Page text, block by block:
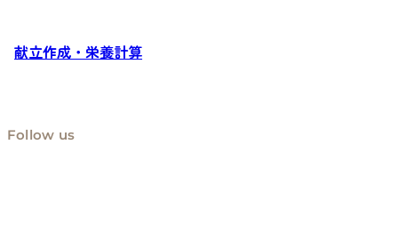
献立作成・栄養計算
Follow us